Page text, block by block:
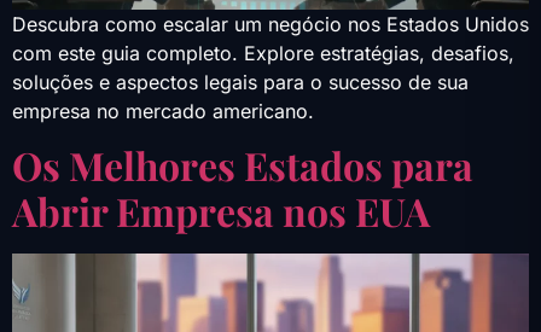
Descubra como escalar um negócio nos Estados Unidos
com este guia completo. Explore estratégias, desafios,
soluções e aspectos legais para o sucesso de sua
empresa no mercado americano.
Os Melhores Estados para
Abrir Empresa nos EUA